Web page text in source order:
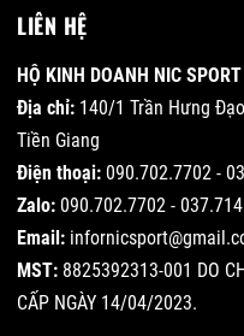
LIÊN HỆ
HỘ KINH DOANH NIC SPORT
Địa chỉ: 140/1 Trần Hưng
Tiền Giang
Điện thoại: 090.702.7702 -
Zalo: 090.702.7702 -
Email:
MST: 8825392313-001 DO
CẤP NGÀY 14/04/2023.